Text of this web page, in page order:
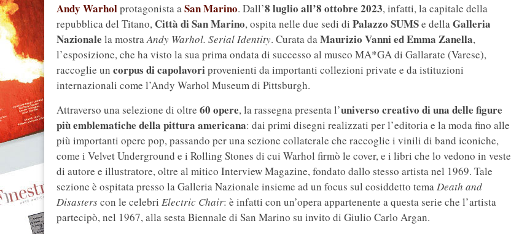
Andy Warholprotagonista aSan Marino. Dall’8 luglio all’8 ottobre 2023, infatti, la capitale della
repubblica del Titano, Città di San Marino, ospita nelle due sedi di Palazzo SUMSe dellaGalleria
Nazionale la mostraAndy Warhol. Serial Identity. Curata daMaurizio Vanni ed Emma Zanella,
l’esposizione, che ha visto la sua prima ondata di successo al museo MA*GA di Gallarate (Varese),
raccoglie un corpus di capolavoriprovenienti da importanti collezioni private e da istituzioni
internazionali come l’Andy Warhol Museum di Pittsburgh.
Attraverso una selezione di oltre 60 opere, la rassegna presenta l’universo creativo di una delle figure
più emblematiche della pittura americana: dai primi disegni realizzati per l’editoria e la moda fino alle
più importanti opere pop, passando per una sezione collaterale che raccoglie i vinili di band iconiche,
come i Velvet Underground e i Rolling Stones di cui Warhol firmò le cover, e i libri che lo vedono in veste
di autore e illustratore, oltre al mitico Interview Magazine, fondato dallo stesso artista nel 1969. Tale
sezione è ospitata presso la Galleria Nazionale insieme ad un focus sul cosiddetto temaDeath and
Disasterscon le celebri Electric Chair: è infatti con un’opera appartenente a questa serie che l’artista
partecipò, nel 1967, alla sesta Biennale di San Marino su invito di Giulio Carlo Argan.